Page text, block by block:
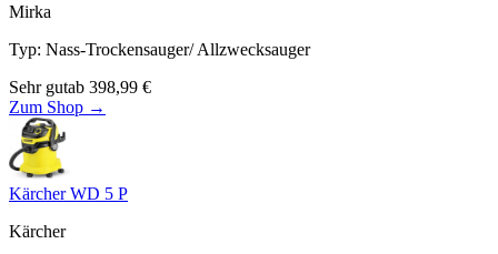
Mirka
Typ: Nass-Trockensauger/ Allzwecksauger
Sehr gutab 398,99 €
Zum Shop →
Kärcher WD 5 P
Kärcher